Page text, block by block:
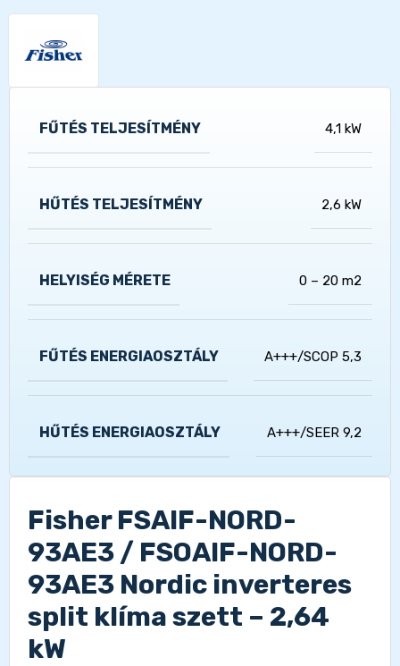
FŰTÉS TELJESÍTMÉNY 4,1 kW
HŰTÉS TELJESÍTMÉNY 2,6 kW
HELYISÉG MÉRETE 0 – 20 m2
FŰTÉS ENERGIAOSZTÁLY A+++/SCOP 5,3
HŰTÉS ENERGIAOSZTÁLY A+++/SEER 9,2
Fisher FSAIF-NORD-
93AE3 / FSOAIF-NORD-
93AE3 Nordic inverteres
split klíma szett – 2,64
kW